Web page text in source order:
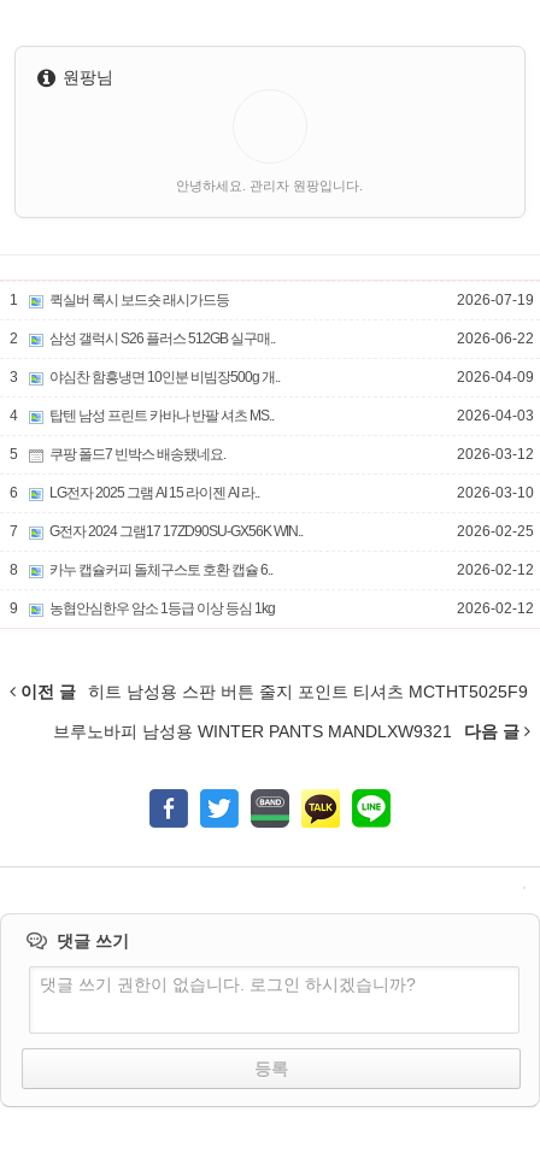
원팡님
안녕하세요. 관리자 원팡입니다.
1 퀵실버 록시 보드숏 래시가드등 2026-07-19
2 삼성 갤럭시 S26 플러스 512GB 실구매.. 2026-06-22
3 야심찬 함흥냉면 10인분 비빔장500g 개.. 2026-04-09
4 탑텐 남성 프린트 카바나 반팔 셔츠 MS.. 2026-04-03
5 쿠팡 폴드7 빈박스 배송됐네요. 2026-03-12
6 LG전자 2025 그램 AI 15 라이젠 AI 라.. 2026-03-10
7 G전자 2024 그램17 17ZD90SU-GX56K WIN.. 2026-02-25
8 카누 캡슐커피 돌체구스토 호환 캡슐 6.. 2026-02-12
9 농협안심한우 암소 1등급 이상 등심 1kg 2026-02-12
이전 글 히트 남성용 스판 버튼 줄지 포인트 티셔츠 MCTHT5025F9
브루노바피 남성용 WINTER PANTS MANDLXW9321 다음 글
댓글 쓰기
댓글 쓰기 권한이 없습니다. 로그인 하시겠습니까?